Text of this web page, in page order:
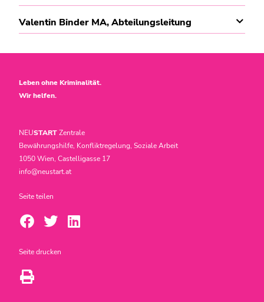
Valentin Binder MA, Abteilungsleitung
Leben ohne Kriminalität.
Wir helfen.
NEUSTARTZentrale
Bewährungshilfe, Konfliktregelung, Soziale Arbeit
1050 Wien, Castelligasse 17
info@neustart.at
Seite teilen
Seite drucken